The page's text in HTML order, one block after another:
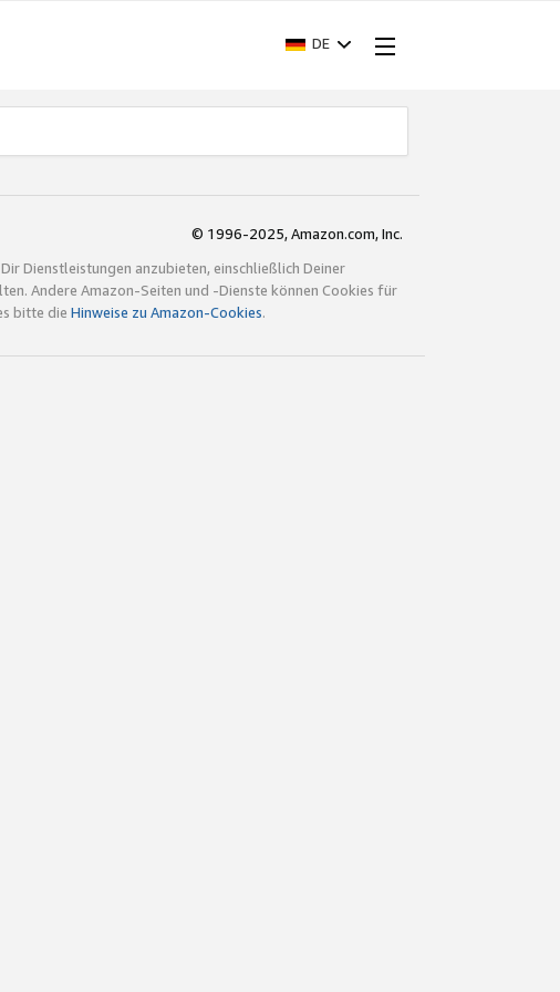
DE
© 1996-2025, Amazon.com, Inc.
Dienstleistungen anzubieten, einschließlich Deiner
Andere Amazon-Seiten und -Dienste können Cookies für
bitte die Hinweise zu Amazon-Cookies.